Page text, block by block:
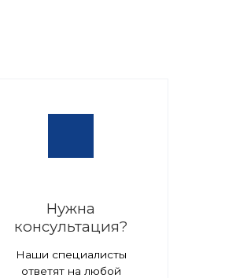
Нужна
консультация?
Наши специалисты
ответят на любой